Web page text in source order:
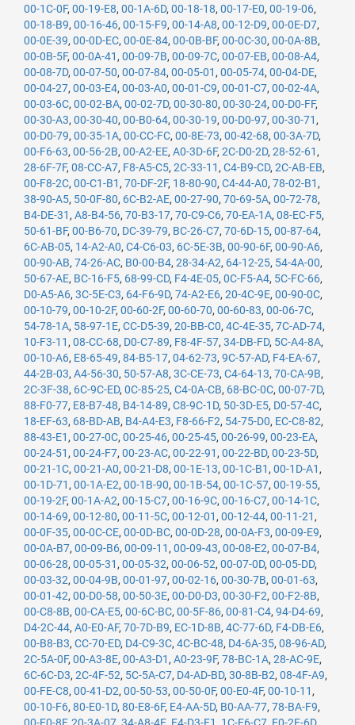
00-1C-0F, 00-19-E8, 00-1A-6D, 00-18-18, 00-17-E0, 00-19-06,
00-18-B9, 00-16-46, 00-15-F9, 00-14-A8, 00-12-D9, 00-0E-D7,
00-0E-39, 00-0D-EC, 00-0E-84, 00-0B-BF, 00-0C-30, 00-0A-8B,
00-0B-5F, 00-0A-41 , 00-09-7B, 00-09-7C, 00-07-EB, 00-08-A4,
00-08-7D, 00-07-50, 00-07-84, 00-05-01 , 00-05-74, 00-04-DE,
00-04-27, 00-03-E4, 00-03-A0, 00-01-C9, 00-01-C7, 00-02-4A,
00-03-6C, 00-02-BA, 00-02-7D, 00-30-80, 00-30-24, 00-D0-FF,
00-30-A3, 00-30-40, 00-B0-64, 00-30-19, 00-D0-97, 00-30-71 ,
00-D0-79, 00-35-1A, 00-CC-FC, 00-8E-73, 00-42-68, 00-3A-7D,
00-F6-63, 00-56-2B, 00-A2-EE, A0-3D-6F, 2C-D0-2D, 28-52-61 ,
28-6F-7F, 08-CC-A7, F8-A5-C5, 2C-33-11 , C4-B9-CD, 2C-AB-EB,
00-F8-2C, 00-C1-B1 , 70-DF-2F, 18-80-90, C4-44-A0, 78-02-B1 ,
38-90-A5, 50-0F-80, 6C-B2-AE, 00-27-90, 70-69-5A, 00-72-78,
B4-DE-31 , A8-B4-56, 70-B3-17, 70-C9-C6, 70-EA-1A, 08-EC-F5,
50-61-BF, 00-B6-70, DC-39-79, BC-26-C7, 70-6D-15, 00-87-64,
6C-AB-05, 14-A2-A0, C4-C6-03, 6C-5E-3B, 00-90-6F, 00-90-A6,
00-90-AB, 74-26-AC, B0-00-B4, 28-34-A2, 64-12-25, 54-4A-00,
50-67-AE, BC-16-F5, 68-99-CD, F4-4E-05, 0C-F5-A4, 5C-FC-66,
D0-A5-A6, 3C-5E-C3, 64-F6-9D, 74-A2-E6, 20-4C-9E, 00-90-0C,
00-10-79, 00-10-2F, 00-60-2F, 00-60-70, 00-60-83, 00-06-7C,
54-78-1A, 58-97-1E, CC-D5-39, 20-BB-C0, 4C-4E-35, 7C-AD-74,
10-F3-11 , 08-CC-68, D0-C7-89, F8-4F-57, 34-DB-FD, 5C-A4-8A,
00-10-A6, E8-65-49, 84-B5-17, 04-62-73, 9C-57-AD, F4-EA-67,
44-2B-03, A4-56-30, 50-57-A8, 3C-CE-73, C4-64-13, 70-CA-9B,
2C-3F-38, 6C-9C-ED, 0C-85-25, C4-0A-CB, 68-BC-0C, 00-07-7D,
88-F0-77, E8-B7-48, B4-14-89, C8-9C-1D, 50-3D-E5, D0-57-4C,
18-EF-63, 68-BD-AB, B4-A4-E3, F8-66-F2, 54-75-D0, EC-C8-82,
88-43-E1 , 00-27-0C, 00-25-46, 00-25-45, 00-26-99, 00-23-EA,
00-24-51 , 00-24-F7, 00-23-AC, 00-22-91 , 00-22-BD, 00-23-5D,
00-21-1C, 00-21-A0, 00-21-D8, 00-1E-13, 00-1C-B1 , 00-1D-A1 ,
00-1D-71 , 00-1A-E2, 00-1B-90, 00-1B-54, 00-1C-57, 00-19-55,
00-19-2F, 00-1A-A2, 00-15-C7, 00-16-9C, 00-16-C7, 00-14-1C,
00-14-69, 00-12-80, 00-11-5C, 00-12-01 , 00-12-44, 00-11-21 ,
00-0F-35, 00-0C-CE, 00-0D-BC, 00-0D-28, 00-0A-F3, 00-09-E9,
00-0A-B7, 00-09-B6, 00-09-11 , 00-09-43, 00-08-E2, 00-07-B4,
00-06-28, 00-05-31 , 00-05-32, 00-06-52, 00-07-0D, 00-05-DD,
00-03-32, 00-04-9B, 00-01-97, 00-02-16, 00-30-7B, 00-01-63,
00-01-42, 00-D0-58, 00-50-3E, 00-D0-D3, 00-30-F2, 00-F2-8B,
00-C8-8B, 00-CA-E5, 00-6C-BC, 00-5F-86, 00-81-C4, 94-D4-69,
D4-2C-44, A0-E0-AF, 70-7D-B9, EC-1D-8B, 4C-77-6D, F4-DB-E6,
00-B8-B3, CC-70-ED, D4-C9-3C, 4C-BC-48, D4-6A-35, 08-96-AD,
2C-5A-0F, 00-A3-8E, 00-A3-D1 , A0-23-9F, 78-BC-1A, 28-AC-9E,
6C-6C-D3, 2C-4F-52, 5C-5A-C7, D4-AD-BD, 30-8B-B2, 08-4F-A9,
00-FE-C8, 00-41-D2, 00-50-53, 00-50-0F, 00-E0-4F, 00-10-11 ,
00-10-F6, 80-E0-1D, 80-E8-6F, E4-AA-5D, B0-AA-77, 78-BA-F9,